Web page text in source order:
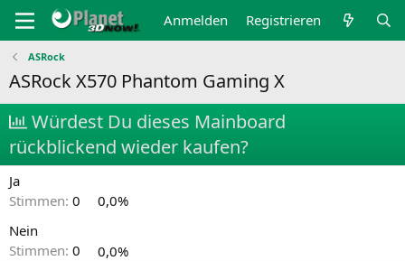
Anmelden Registrieren
ASRock
ASRock X570 Phantom Gaming X
Würdest Du dieses Mainboard
rückblickend wieder kaufen?
Ja
Stimmen: 0
0,0%
Nein
Stimmen: 0 0,0%